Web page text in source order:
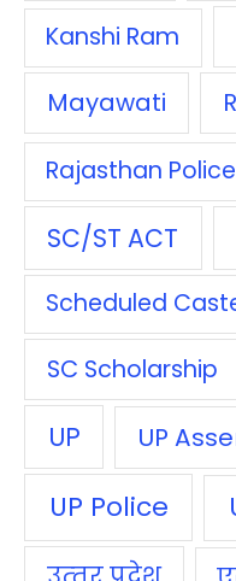
Kanshi Ram
Mayawati
Rajasthan Police
SC/ST ACT
Scheduled
SC Scholarship
UP UP
UP Police